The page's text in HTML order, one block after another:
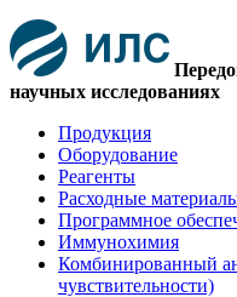
научных исследованиях
Продукция
Оборудование
Реагенты
Расходные
Программное
Иммунохимия
Комбинированный
чувствительности)